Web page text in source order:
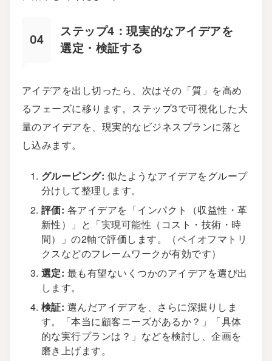
ステップ4：現実的なアイデアを
選定・検証する
アイデアを出し切ったら、次はその「質」を高め
るフェーズに移ります。ステップ3で可視化した大
量のアイデアを、現実的なビジネスプランに落と
し込みます。
グルーピング: 似たようなアイデアをグループ
分けして整理します。
評価: 各アイデアを「インパクト（収益性・革
新性）」と「実現可能性（コスト・技術・時
間）」の2軸で評価します。（ペイオフマトリ
クスなどのフレームワークが有効です）
選定: 最も有望ないくつかのアイデアを選び出
します。
検証: 選んだアイデアを、さらに深掘りしま
す。「本当に顧客ニーズがあるか？」「具体
的な実行プランは？」などを検討し、企画を
磨き上げます。